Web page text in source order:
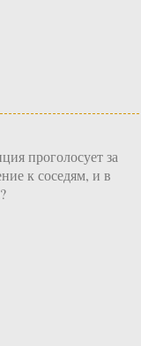
проголосует за
к соседям, и в